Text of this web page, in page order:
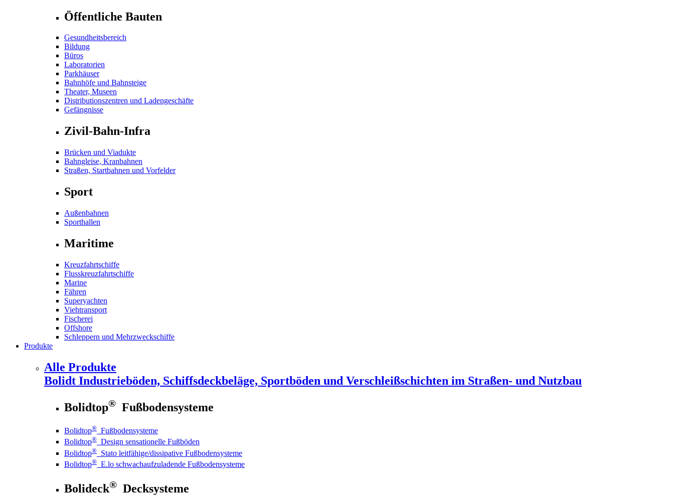
Öffentliche Bauten
Gesundheitsbereich
Bildung
Büros
Laboratorien
Parkhäuser
Bahnhöfe und Bahnsteige
Theater, Museen
Distributionszentren und Ladengeschäfte
Gefängnisse
Zivil-Bahn-Infra
Brücken und Viadukte
Bahngleise, Kranbahnen
Straßen, Startbahnen und Vorfelder
Sport
Außenbahnen
Sporthallen
Maritime
Kreuzfahrtschiffe
Flusskreuzfahrtschiffe
Marine
Fähren
Superyachten
Viehtransport
Fischerei
Offshore
Schleppern und Mehrzweckschiffe
Produkte
Alle Produkte
Bolidt Industrieböden, Schiffsdeckbeläge, Sportböden und Verschleißschichten im Straßen- und Nutzbau
Bolidtop® Fußbodensysteme
Bolidtop® Fußbodensysteme
Bolidtop® Design sensationelle Fußböden
Bolidtop® Stato leitfähige/dissipative Fußbodensysteme
Bolidtop® E.lo schwachaufzuladende Fußbodensysteme
Bolideck® Decksysteme